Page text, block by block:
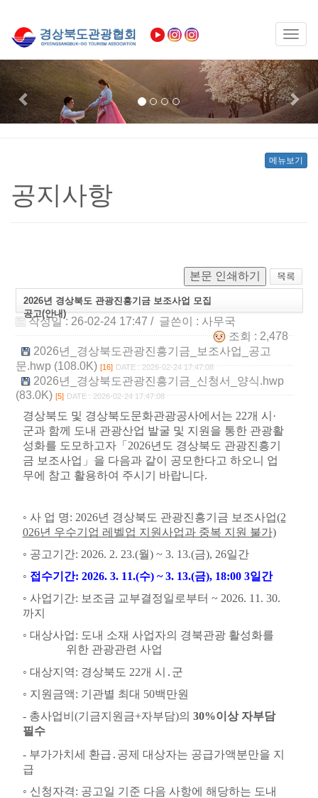
Previous
메뉴보기
공지사항
본문 인쇄하기
2026년 경상북도 관광진흥기금 보조사업 모집
공고(안내)
작성일 : 26-02-24 17:47 / 글쓴이 : 사무국
조회 : 2,478
2026년_경상북도관광진흥기금_보조사업_공고
문.hwp (108.0K) [16] DATE : 2026-02-24 17:47:08
2026년_경상북도관광진흥기금_신청서_양식.hwp
(83.0K) [5] DATE : 2026-02-24 17:47:08
경상북도 및 경상북도문화관광공사에서는 22개 시 ·
군과 함께 도내 관광산업 발굴 및 지원을 통한 관광활
성화를 도모하고자「 2026년도 경상북도 관광진흥기
금 보조사업 」 을 다음과 같이 공모한다고 하오니 업
무에 참고 활용하여 주시기 바랍니다.
◦ 사 업 명: 2026년 경상북도 관광진흥기금 보조사업(2
026년 우수기업 레벨업 지원사업과 중복 지원 불가)
◦ 공고기간: 2026. 2. 23.(월) ~ 3. 13.(금), 26일간
◦ 접수기간: 2026. 3. 11.(수) ~ 3. 13.(금), 18:00 3일간
◦ 사업기간: 보조금 교부결정일로부터 ~ 2026. 11. 30.
까지
◦ 대상사업: 도내 소재 사업자의 경북관광 활성화를
위한 관광관련 사업
◦ 대상지역: 경상북도 22개 시 ․ 군
◦ 지원금액: 기관별 최대 50백만원
- 총사업비 (기금지원금+자부담)의 30%이상 자부담
필수
- 부가가치세 환급 ․ 공제 대상자는 공급가액분만을 지
급
◦ 신청자격: 공고일 기준 다음 사항에 해당하는 도내